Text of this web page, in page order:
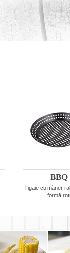
BBQ
Tigaie cu măner
formă